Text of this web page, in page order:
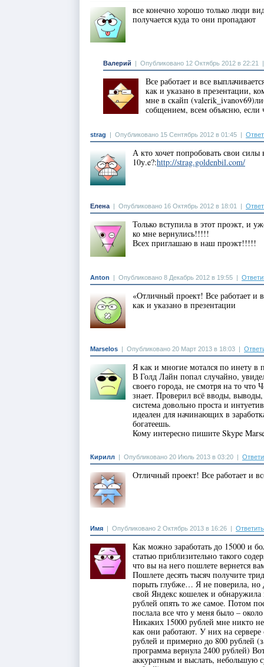
все конечно хорошо только люди
получается куда то они пропадают
Валерий Опубликовано 12 Октябрь 2012 в 22:21
Все работает и все
как и указано в презентации,
мне в скайп
собщением, всем объясню, если
strag Опубликовано 15 Сентябрь 2012 в 01:45
А кто хочет попробовать свои силы
10у.e?:http://strag.goldenbil.com/
Елена Опубликовано 16 Октябрь 2012 в 18:01
Только вступила в этот проэкт, и
ко мне вернулись!!!!!
Всех приглашаю в наш проэкт!!!!!
Anton Опубликовано 8 Декабрь 2012 в 19:55
«Отличный проект! Все работает и
как и указано в презентации
Marselos Опубликовано 20 Март 2013 в 18:03
Я как и многие мотался по инету в
В Голд Лайн попал случайно,
своего города, не смотря на то
знает. Проверил всё вводы,
система довольно проста и
идеален для начинающих в
богатеешь.
Кому интересно пишите Skype
Кирилл Опубликовано 20 Июль 2013 в 03:20
Отличный проект! Все работает и
Имя Опубликовано 2 Октябрь 2013 в 16:26 Ответить
Как можно заработать до 15000 и
статью приблизительно такого
что вы на него пошлете вернется
Пошлете десять тысяч получите
порыть глубже… Я не поверила, но
свой Яндекс кошелек и
рублей опять то же самое. Потом
послала все что у меня было –
Никаких 15000 рублей мне никто
как они работают. У них на
рублей и примерно до 800 рублей
программа вернула 2400 рублей)
аккуратным и выслать,